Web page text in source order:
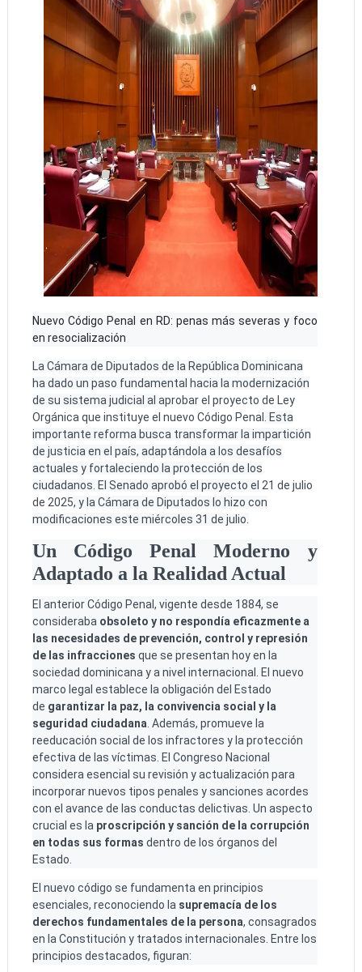
Nuevo Código Penal en RD: penas más severas y foco
en resocialización
La Cámara de Diputados de la República Dominicana
ha dado un paso fundamental hacia la modernización
de su sistema judicial al aprobar el proyecto de Ley
Orgánica que instituye el nuevo Código Penal . Esta
importante reforma busca transformar la impartición
de justicia en el país, adaptándola a los desafíos
actuales y fortaleciendo la protección de los
ciudadanos. El Senado aprobó el proyecto el 21 de julio
de 2025, y la Cámara de Diputados lo hizo con
modificaciones este miércoles 31 de julio.
Un Código Penal Moderno y
Adaptado a la Realidad Actual
El anterior Código Penal, vigente desde 1884, se
consideraba obsoleto y no respondía eficazmente a
las necesidades de prevención, control y represión
de las infracciones que se presentan hoy en la
sociedad dominicana y a nivel internacional. El nuevo
marco legal establece la obligación del Estado
de garantizar la paz, la convivencia social y la
seguridad ciudadana. Además, promueve la
reeducación social de los infractores y la protección
efectiva de las víctimas. El Congreso Nacional
considera esencial su revisión y actualización para
incorporar nuevos tipos penales y sanciones acordes
con el avance de las conductas delictivas. Un aspecto
crucial es la proscripción y sanción de la corrupción
en todas sus formas dentro de los órganos del
Estado.
El nuevo código se fundamenta en principios
esenciales, reconociendo la supremacía de los
derechos fundamentales de la persona, consagrados
en la Constitución y tratados internacionales. Entre los
principios destacados, figuran: